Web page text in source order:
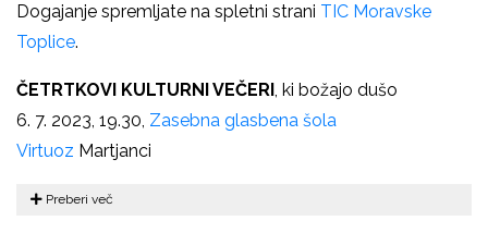
Dogajanje spremljate na spletni strani TIC Moravske
Toplice.
ČETRTKOVI KULTURNI VEČERI, ki božajo dušo
6. 7. 2023, 19.30, Zasebna glasbena šola
Virtuoz Martjanci
Preberi več